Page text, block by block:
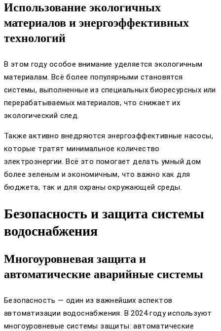
Использование экологичных
материалов и энергоэффективных
технологий
В этом году особое внимание уделяется экологичным
материалам. Всё более популярными становятся
системы, выполненные из специальных биоресурсных или
перерабатываемых материалов, что снижает их
экологический след.
Также активно внедряются энергоэффективные насосы,
которые тратят минимальное количество
электроэнергии. Всё это помогает делать умный дом
более зеленым и экономичным, что важно как для
бюджета, так и для охраны окружающей среды.
Безопасность и защита системы
водоснабжения
Многоуровневая защита и
автоматические аварийные системы
Безопасность — один из важнейших аспектов
автоматизации водоснабжения. В 2024 году используют
многоуровневые системы защиты: автоматические